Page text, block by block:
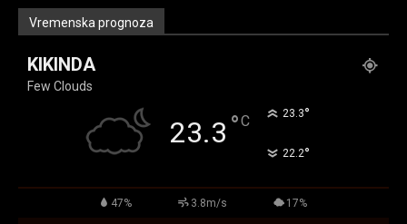
Vremenska prognoza
KIKINDA
Few Clouds
23.3 °C 23.3°
22.2°
47% 3.8m/s 17%